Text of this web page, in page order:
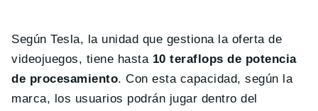
Según Tesla, la unidad que gestiona la oferta de
videojuegos, tiene hasta 10 teraflops de potencia
de procesamiento. Con esta capacidad, según la
marca, los usuarios podrán jugar dentro del